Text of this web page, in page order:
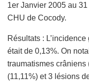
1er Janvier 2005 au
CHU de Cocody.
Résultats :
était de 0,13%. On
traumatismes
(11,11%) et 3 lésions